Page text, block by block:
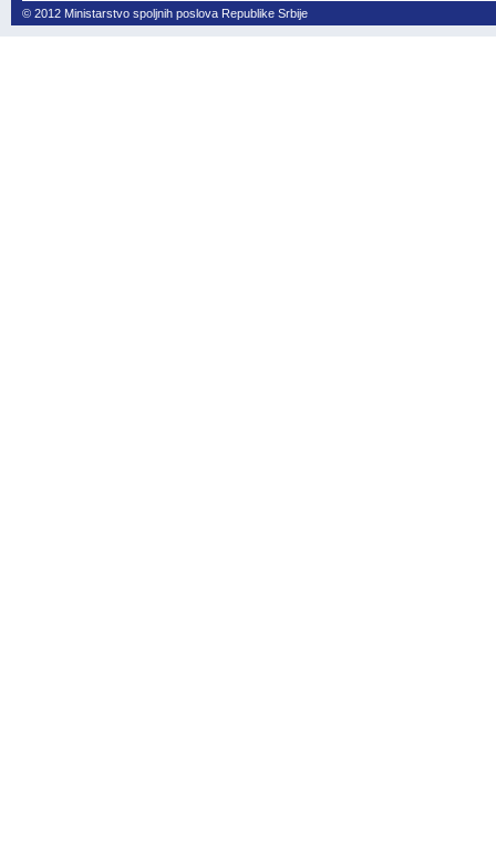
© 2012 Ministarstvo spoljnih poslova Republike Srbije